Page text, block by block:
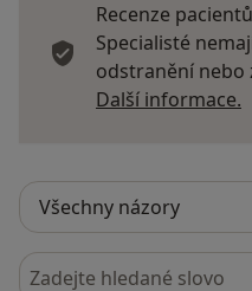
Recenze
Specialisté
odstranění nebo
Další informace.
Hledejte v názorech